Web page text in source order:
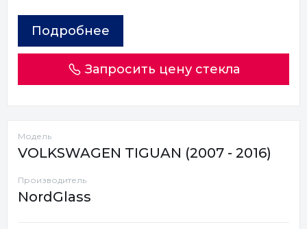
Подробнее
Запросить цену стекла
Модель
VOLKSWAGEN TIGUAN (2007 - 2016)
Производитель
NordGlass